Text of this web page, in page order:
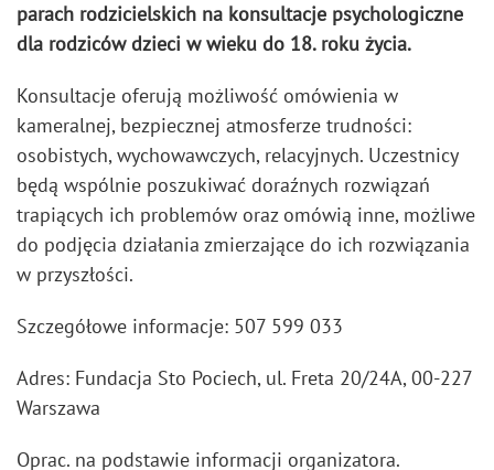
parach rodzicielskich na konsultacje psychologiczne
dla rodziców dzieci w wieku do 18. roku życia.
Konsultacje oferują możliwość omówienia w
kameralnej, bezpiecznej atmosferze trudności:
osobistych, wychowawczych, relacyjnych. Uczestnicy
będą wspólnie poszukiwać doraźnych rozwiązań
trapiących ich problemów oraz omówią inne, możliwe
do podjęcia działania zmierzające do ich rozwiązania
w przyszłości.
Szczegółowe informacje: 507 599 033
Adres: Fundacja Sto Pociech, ul. Freta 20/24A, 00-227
Warszawa
Oprac. na podstawie informacji organizatora.